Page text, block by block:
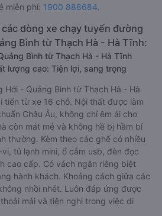
miễn phí: 1900 888684.
dòng xe chạy tuyến đường
Bình từ Thạch Hà - Hà Tĩnh:
Bình từ Thạch Hà - Hà Tĩnh
lượng cao: Tiện lợi, sang trọng
Hới - Quảng Bình từ Thạch Hà - Hà
tiến từ xe 16 chỗ. Nội thất được làm
Châu Âu, không chỉ êm ái cho
còn mát mẻ và không hề bị hầm bí
thường. Kèm theo các ghế có nhiều
tủ lạnh mini, ổ cắm usb, đèn đọc
cao cấp. Có vách ngăn riêng biệt
hành khách. Khoảng cách giữa các
nhồi nhét. Luôn đáp ứng được
mái và tiện nghi trong việc di